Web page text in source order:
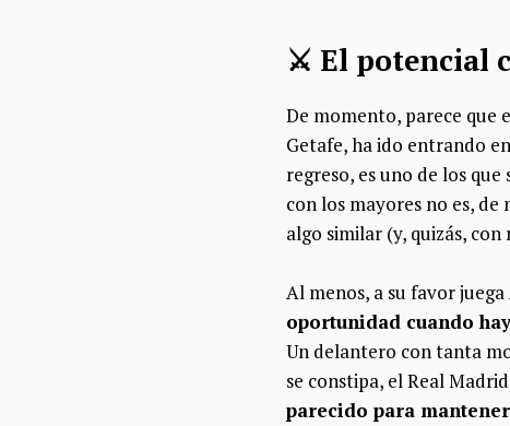
⚔️​ El potencial
De momento, parece que
Getafe, ha ido entrando
regreso, es uno de los
con los mayores no es,
algo similar (y, quizás,
Al menos, a su favor
oportunidad cuando
Un delantero con tanta
se constipa, el Real
parecido para